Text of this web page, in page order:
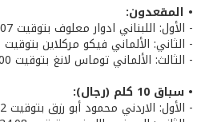
• المقعدون:
- الأول: اللبناني ادوار معلوف بتوقيت 1.16.07 س.
- الثاني: الألماني فيكو مركلاين بتوقيت 1.21.08س.
- الثالث: الألماني توماس لانغ بتوقيت 1.22.00س.
• سباق 10 كلم (رجال):
- الأول: الاردني محمود أبو رزق بتوقيت 32.32 د.